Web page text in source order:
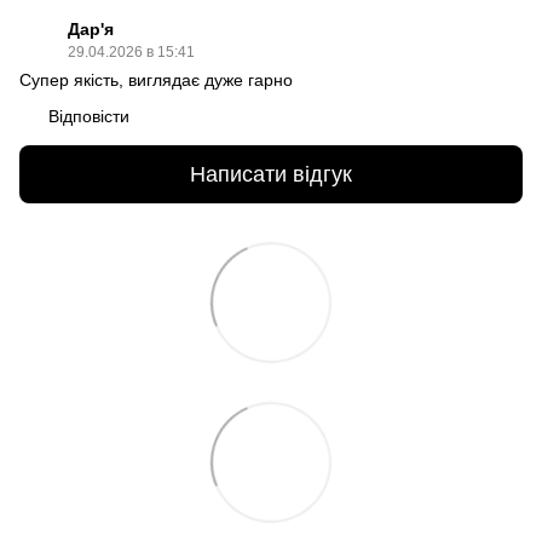
Дар'я
29.04.2026 в 15:41
Супер якість, виглядає дуже гарно
Відповісти
Написати відгук